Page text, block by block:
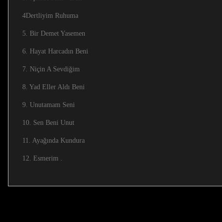
4Dertliyim Ruhuma
5. Bir Demet Yasemen
6. Hayat Harcadın Beni
7. Niçin A Sevdiğim
8. Yad Eller Aldı Beni
9. Unutamam Seni
10. Sen Beni Unut
11. Ayağında Kundura
12. Esmerim .